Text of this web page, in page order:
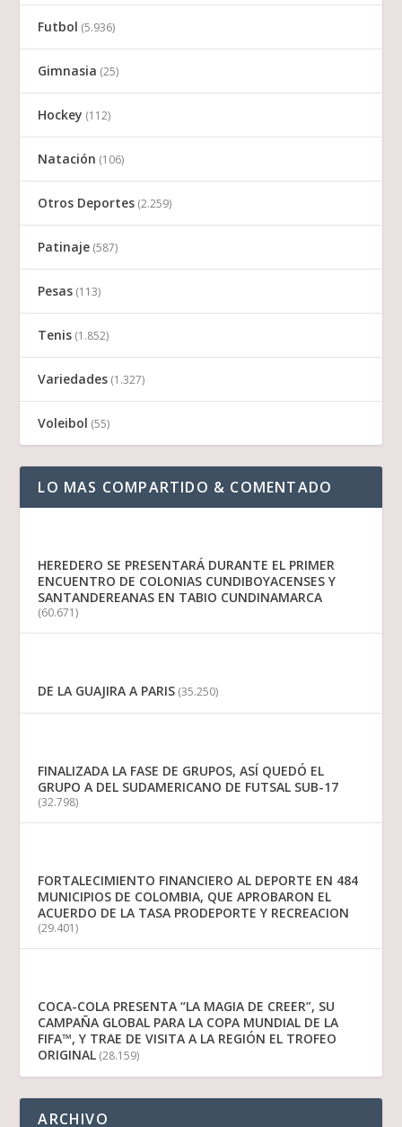
Futbol (5.936)
Gimnasia (25)
Hockey (112)
Natación (106)
Otros Deportes (2.259)
Patinaje (587)
Pesas (113)
Tenis (1.852)
Variedades (1.327)
Voleibol (55)
LO MAS COMPARTIDO & COMENTADO
HEREDERO SE PRESENTARÁ DURANTE EL PRIMER
ENCUENTRO DE COLONIAS CUNDIBOYACENSES Y
SANTANDEREANAS EN TABIO CUNDINAMARCA
(60.671)
DE LA GUAJIRA A PARIS (35.250)
FINALIZADA LA FASE DE GRUPOS, ASÍ QUEDÓ EL
GRUPO A DEL SUDAMERICANO DE FUTSAL SUB-17
(32.798)
FORTALECIMIENTO FINANCIERO AL DEPORTE EN 484
MUNICIPIOS DE COLOMBIA, QUE APROBARON EL
ACUERDO DE LA TASA PRODEPORTE Y RECREACION
(29.401)
COCA-COLA PRESENTA “LA MAGIA DE CREER”, SU
CAMPAÑA GLOBAL PARA LA COPA MUNDIAL DE LA
FIFA™, Y TRAE DE VISITA A LA REGIÓN EL TROFEO
ORIGINAL (28.159)
ARCHIVO